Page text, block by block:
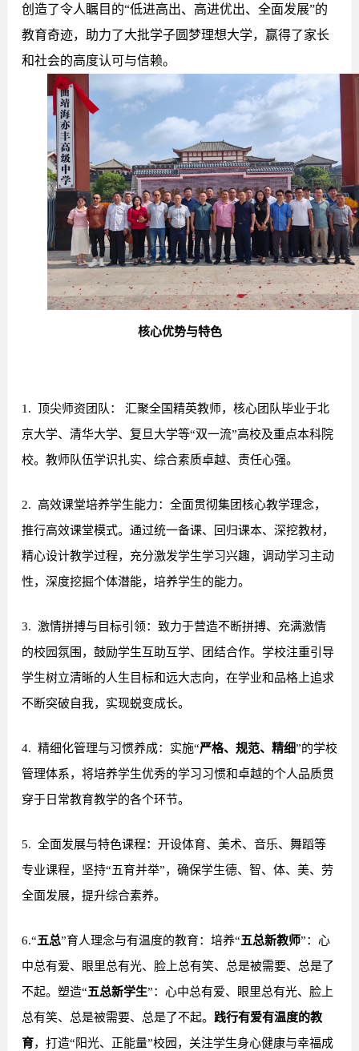
创造了令人瞩目的“低进高出、高进优出、全面发展”的
教育奇迹，助力了大批学子圆梦理想大学，赢得了家长
和社会的高度认可与信赖。
核心优势与特色
1. 顶尖师资团队：
汇聚全国精英教师，核心团队毕业于北
京大学、清华大学、复旦大学等“双一流”高校及重点本科院
校。教师队伍学识扎实、综合素质卓越、责任心强。
2. 高效课堂培养学生能力：全面贯彻集团核心教学理念，
推行高效课堂模式。通过统一备课、回归课本、深挖教材，
精心设计教学过程，充分激发学生学习兴趣，调动学习主动
性，深度挖掘个体潜能，培养学生的能力。
3. 激情拼搏与目标引领：致力于营造不断拼搏、充满激情
的校园氛围，鼓励学生互助互学、团结合作。学校注重引导
学生树立清晰的人生目标和远大志向，在学业和品格上追求
不断突破自我，实现蜕变成长。
4. 精细化管理与习惯养成：实施“严格、规范、精细”的学校
管理体系，将培养学生优秀的学习习惯和卓越的个人品质贯
穿于日常教育教学的各个环节。
5. 全面发展与特色课程：开设体育、美术、音乐、舞蹈等
专业课程，坚持“五育并举”，确保学生德、智、体、美、劳
全面发展，提升综合素养。
6.“五总”育人理念与有温度的教育：培养“五总新教师”：心
中总有爱、眼里总有光、脸上总有笑、总是被需要、总是了
不起。塑造“五总新学生”：心中总有爱、眼里总有光、脸上
总有笑、总是被需要、总是了不起。 践行有爱有温度的教
育，打造“阳光、正能量”校园，关注学生身心健康与幸福成